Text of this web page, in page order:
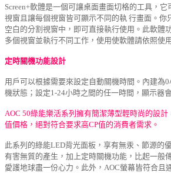
Screen+軟體是一個可讓桌面畫面切格的工具，
視窗 且讓每個視窗皆可顯示不同的執 行畫面。你
空白的分割視窗中，即可直接執行使用。此軟體
多個視窗並執行不同工作，使用使軟體請依照使
定時關機功能設計
用戶可以根據需要來設定自動關機時間。內建為
機狀態；設定1-24小時之間的任一時間，顯示器
AOC 50綠能樂活系列擁有簡潔薄型輕時尚的設
值價格，絕對符合要求高CP值的消費者需求。
此系列的綠能LED背光面板，享有無汞、節源的
有害無質的產生，加上定時關機功能，比起一般
愛護地球盡一份心力。此外，AOC螢幕皆符合且